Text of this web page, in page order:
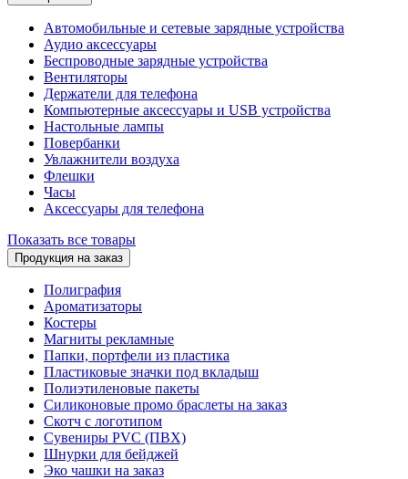
Автомобильные и сетевые зарядные устройства
Аудио аксессуары
Беспроводные зарядные устройства
Вентиляторы
Держатели для телефона
Компьютерные аксессуары и USB устройства
Настольные лампы
Повербанки
Увлажнители воздуха
Флешки
Часы
Аксессуары для телефона
Показать все товары
Продукция на заказ
Полиграфия
Ароматизаторы
Костеры
Магниты рекламные
Папки, портфели из пластика
Пластиковые значки под вкладыш
Полиэтиленовые пакеты
Силиконовые промо браслеты на заказ
Скотч с логотипом
Сувениры PVC (ПВХ)
Шнурки для бейджей
Эко чашки на заказ